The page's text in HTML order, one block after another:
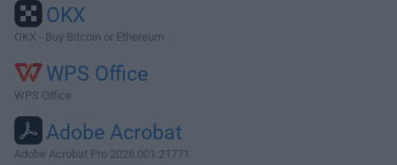
OKX
OKX - Buy Bitcoin or Ethereum
WPS Office
WPS Office
Adobe Acrobat
Adobe Acrobat Pro 2026.001.21771